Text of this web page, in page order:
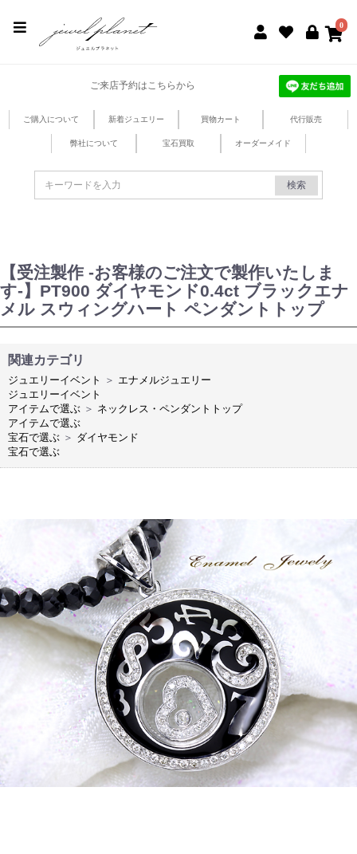
0
ご来店予約はこちらから
ご購入について 新着ジュエリー 買物カート 代行販売
弊社について 宝石買取 オーダーメイド
検索
【受注製作 -お客様のご注文で製作いたしま
す-】PT900 ダイヤモンド0.4ct ブラックエナ
メル スウィングハート ペンダントトップ
関連カテゴリ
ジュエリーイベント ＞ エナメルジュエリー
ジュエリーイベント
アイテムで選ぶ ＞ ネックレス・ペンダントトップ
アイテムで選ぶ
宝石で選ぶ ＞ ダイヤモンド
宝石で選ぶ